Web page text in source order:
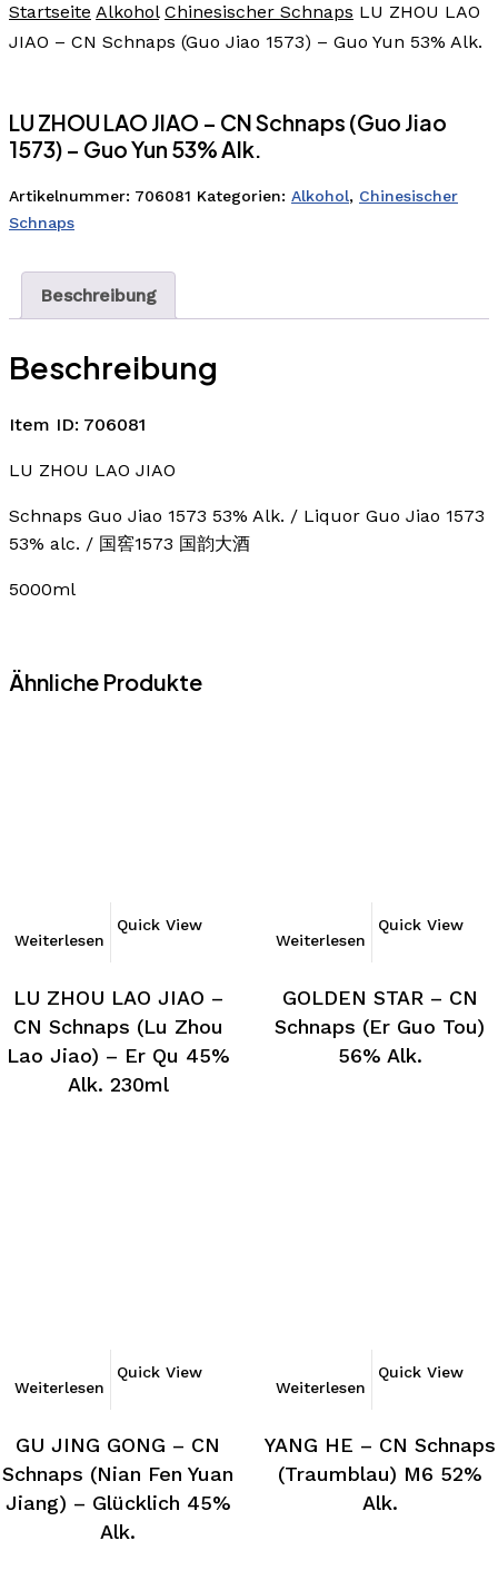
Startseite Alkohol Chinesischer Schnaps LU ZHOU LAO
JIAO – CN Schnaps (Guo Jiao 1573) – Guo Yun 53% Alk.
LU ZHOU LAO JIAO – CN Schnaps (Guo Jiao
1573) – Guo Yun 53% Alk.
Artikelnummer: 706081 Kategorien: Alkohol, Chinesischer
Schnaps
Beschreibung
Beschreibung
Item ID: 706081
LU ZHOU LAO JIAO
Schnaps Guo Jiao 1573 53% Alk. / Liquor Guo Jiao 1573
53% alc. / 国窖1573 国韵大酒
5000ml
Ähnliche Produkte
Weiterlesen
Quick View
LU ZHOU LAO JIAO –
CN Schnaps (Lu Zhou
Lao Jiao) – Er Qu 45%
Alk. 230ml
Weiterlesen
Quick View
GOLDEN STAR – CN
Schnaps (Er Guo Tou)
56% Alk.
Weiterlesen
Quick View
GU JING GONG – CN
Schnaps (Nian Fen Yuan
Jiang) – Glücklich 45%
Alk.
Weiterlesen
Quick View
YANG HE – CN Schnaps
(Traumblau) M6 52%
Alk.